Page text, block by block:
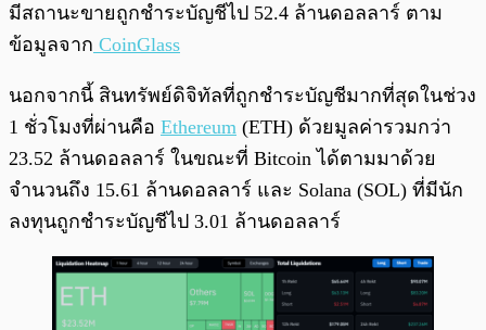
มีสถานะขายถูกชำระบัญชีไป 52.4 ล้านดอลลาร์ ตาม
ข้อมูลจาก CoinGlass
นอกจากนี้ สินทรัพย์ดิจิทัลที่ถูกชำระบัญชีมากที่สุดในช่วง
1 ชั่วโมงที่ผ่านคือ Ethereum (ETH) ด้วยมูลค่ารวมกว่า
23.52 ล้านดอลลาร์ ในขณะที่ Bitcoin ได้ตามมาด้วย
จำนวนถึง 15.61 ล้านดอลลาร์ และ Solana (SOL) ที่มีนัก
ลงทุนถูกชำระบัญชีไป 3.01 ล้านดอลลาร์